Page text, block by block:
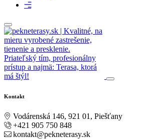
Kontakt
Vodárenská 146, 921 01, Piešťany
+421 905 750 848
kontakt@pekneterasy.sk